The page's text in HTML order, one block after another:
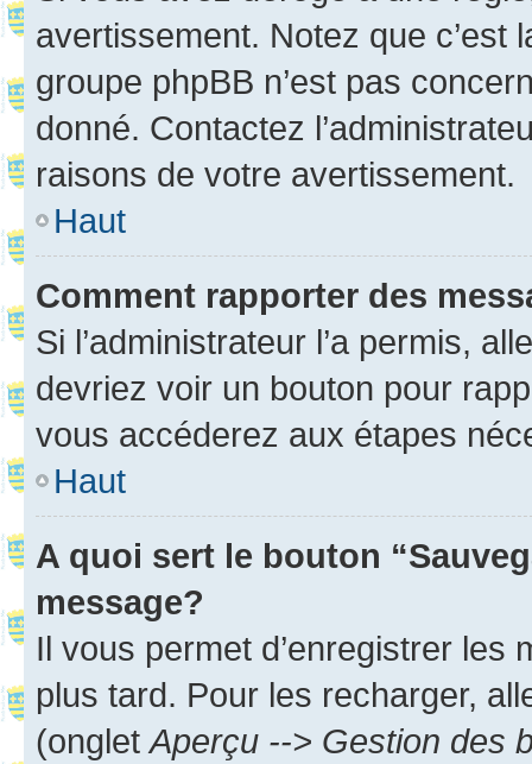
avertissement. Notez que c’est
groupe phpBB n’est pas
donné. Contactez
raisons de votre avertissement.
Haut
Comment rapporter des
Si l’administrateur l’a permis,
devriez voir un bouton pour
vous accéderez aux étapes
Haut
A quoi sert le bouton
message?
Il vous permet d’enregistrer
plus tard. Pour les recharger,
(onglet Aperçu --> Gestion des